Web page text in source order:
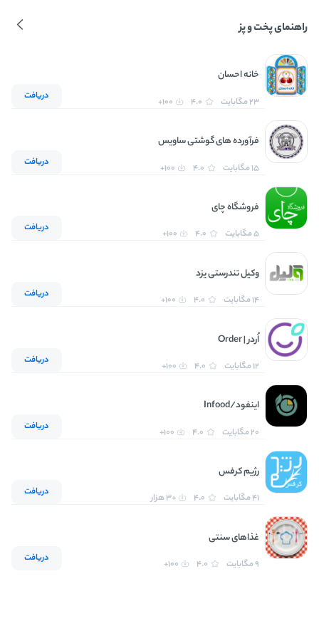
راهنمای پخت و پز
خانه احسان
23 مگابایت 4.0
100+ دریافت
فرآورده های گوشتی ساویس
15 مگابایت 4.0
100+ دریافت
فروشگاه چای
5 مگابایت 4.0
100+ دریافت
وکیل تندرستی یزد
14 مگابایت 4.0
100+ دریافت
اُردر | Order
12 مگابایت 4.0
100+ دریافت
اینفود/Infood
20 مگابایت 4.0
100+ دریافت
رژیم کرفس
41 مگابایت 4.0 +3 هزار دریافت
غذاهای سنتی
9 مگابایت 4.0
100+ دریافت